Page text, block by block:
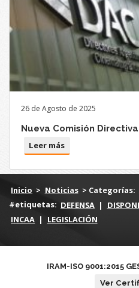
26 de Agosto de 2025
Nueva Comisión
Leer más
Inicio > Noticias > Categorías:
#etiquetas: DEFENSA |
INCAA | LEGISLACIÓN
IRAM-ISO 9001:2015
Ver